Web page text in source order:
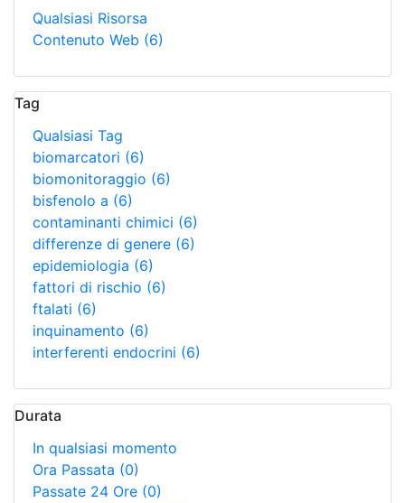
Qualsiasi Risorsa
Contenuto Web (6)
Tag
Qualsiasi Tag
biomarcatori (6)
biomonitoraggio (6)
bisfenolo a (6)
contaminanti chimici (6)
differenze di genere (6)
epidemiologia (6)
fattori di rischio (6)
ftalati (6)
inquinamento (6)
interferenti endocrini (6)
Durata
In qualsiasi momento
Ora Passata (0)
Passate 24 Ore (0)